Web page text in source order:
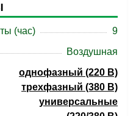
(час)
9
Воздушная
однофазный (220 В)
трехфазный (380 В)
универсальные